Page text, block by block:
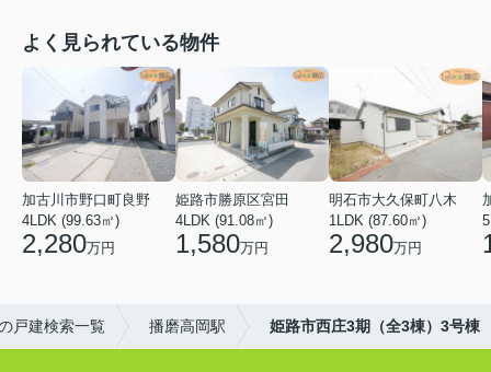
よく見られている物件
加古川市野口町良野
4LDK (99.63㎡)
2,280万円
姫路市勝原区宮田
4LDK (91.08㎡)
1,580万円
明石市大久保町八木
1LDK (87.60㎡)
2,980万円
戸建検索一覧 播磨高岡駅 姫路市西庄3期（全3棟）3号棟